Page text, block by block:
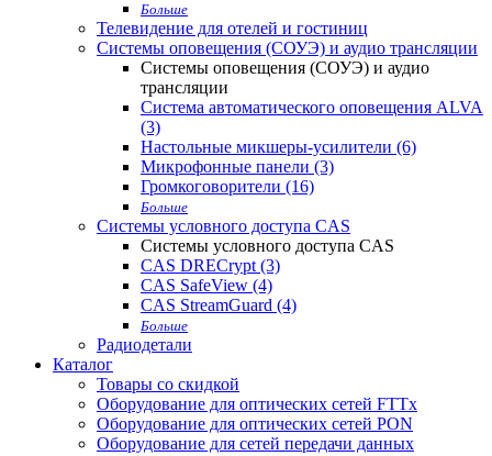
Больше
Телевидение для отелей и гостиниц
Системы оповещения (СОУЭ) и аудио трансляции
Системы оповещения (СОУЭ) и аудио
трансляции
Система автоматического оповещения ALVA
(3)
Настольные микшеры-усилители (6)
Микрофонные панели (3)
Громкоговорители (16)
Больше
Системы условного доступа CAS
Системы условного доступа CAS
CAS DRECrypt (3)
CAS SafeView (4)
CAS StreamGuard (4)
Больше
Радиодетали
Каталог
Товары со скидкой
Оборудование для оптических сетей FTTx
Оборудование для оптических сетей PON
Оборудование для сетей передачи данных